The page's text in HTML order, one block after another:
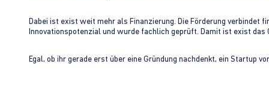
Dabei ist exist weit mehr als Finanzierung. Die Förderung verbindet
Innovationspotenzial und wurde fachlich geprüft. Damit ist exist
Egal, ob ihr gerade erst über eine Gründung nachdenkt, ein Startup